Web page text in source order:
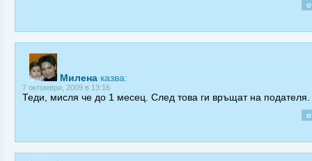
Милена казва:
7 октомври, 2009 в 13:16
Теди, мисля че до 1 месец. След това ги връщат на подателя.